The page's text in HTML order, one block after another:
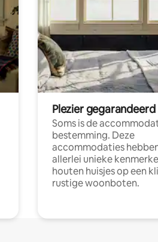
Plezier gegarandeerd
Soms is de
bestemming. Deze
accommodaties
allerlei unieke
houten huisjes op een
rustige woonboten.